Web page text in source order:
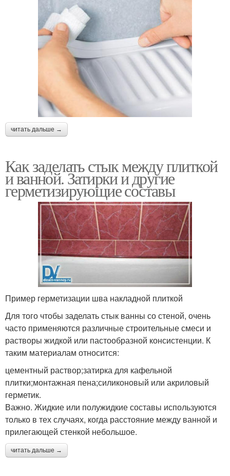
читать дальше →
Как заделать стык между плиткой
и ванной. Затирки и другие
герметизирующие составы
Пример герметизации шва накладной плиткой
Для того чтобы заделать стык ванны со стеной, очень
часто применяются различные строительные смеси и
растворы жидкой или пастообразной консистенции. К
таким материалам относится:
цементный раствор;затирка для кафельной
плитки;монтажная пена;силиконовый или акриловый
герметик.
Важно. Жидкие или полужидкие составы используются
только в тех случаях, когда расстояние между ванной и
прилегающей стенкой небольшое.
читать дальше →